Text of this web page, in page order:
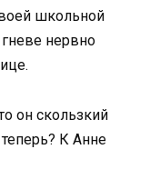
школьной
нервно
он скользкий
К Анне